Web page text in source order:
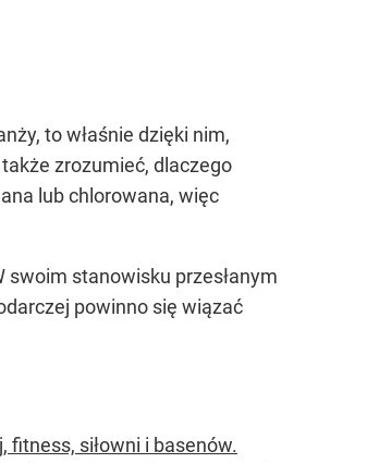
to właśnie dzięki nim,
zrozumieć, dlaczego
lub chlorowana, więc
swoim stanowisku przesłanym
powinno się wiązać
fitness, siłowni i basenów.